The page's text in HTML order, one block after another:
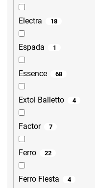
Electra 18
Espada 1
Essence 68
Extol Balletto 4
Factor 7
Ferro 22
Ferro Fiesta 4